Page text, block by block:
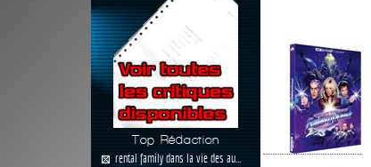
Top Rédaction
rental family dans la vie des au...